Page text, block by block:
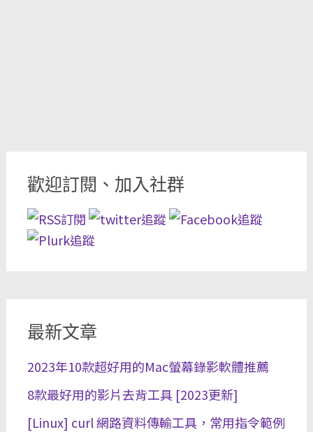
歡迎訂閱、加入社群
最新文章
2023年10款超好用的Mac螢幕錄影軟體推薦
8款最好用的影片去背工具 [2023更新]
[Linux] curl 網路資料傳輸工具，常用指令範例